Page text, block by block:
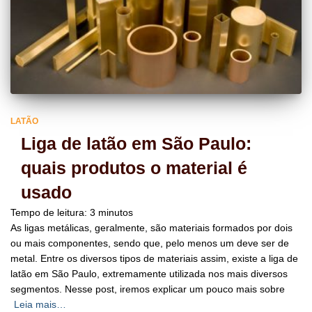
LATÃO
Liga de latão em São Paulo:
quais produtos o material é
usado
Tempo de leitura: 3 minutos
As ligas metálicas, geralmente, são materiais formados por dois
ou mais componentes, sendo que, pelo menos um deve ser de
metal. Entre os diversos tipos de materiais assim, existe a liga de
latão em São Paulo, extremamente utilizada nos mais diversos
segmentos. Nesse post, iremos explicar um pouco mais sobre
Leia mais…